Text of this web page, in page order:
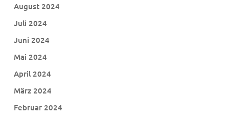
August 2024
Juli 2024
Juni 2024
Mai 2024
April 2024
März 2024
Februar 2024